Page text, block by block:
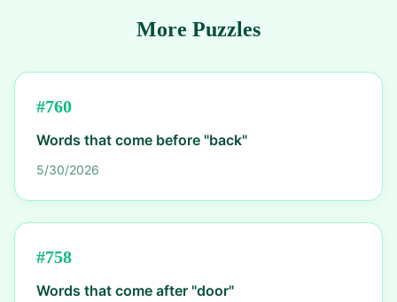
More Puzzles
#760
Words that come before "back"
5/30/2026
#758
Words that come after "door"